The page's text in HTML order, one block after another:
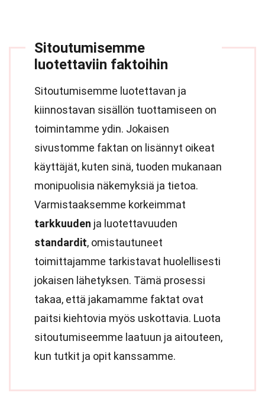
Sitoutumisemme
luotettaviin faktoihin
Sitoutumisemme luotettavan ja
kiinnostavan sisällön tuottamiseen on
toimintamme ydin. Jokaisen
sivustomme faktan on lisännyt oikeat
käyttäjät, kuten sinä, tuoden mukanaan
monipuolisia näkemyksiä ja tietoa.
Varmistaaksemme korkeimmat
tarkkuuden ja luotettavuuden
standardit, omistautuneet
toimittajamme tarkistavat huolellisesti
jokaisen lähetyksen. Tämä prosessi
takaa, että jakamamme faktat ovat
paitsi kiehtovia myös uskottavia. Luota
sitoutumiseemme laatuun ja aitouteen,
kun tutkit ja opit kanssamme.